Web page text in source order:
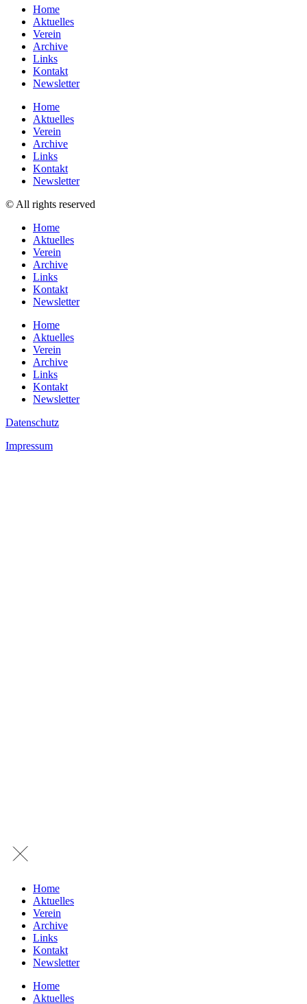
Home
Aktuelles
Verein
Archive
Links
Kontakt
Newsletter
Home
Aktuelles
Verein
Archive
Links
Kontakt
Newsletter
© All rights reserved
Home
Aktuelles
Verein
Archive
Links
Kontakt
Newsletter
Home
Aktuelles
Verein
Archive
Links
Kontakt
Newsletter
Datenschutz
Impressum
Home
Aktuelles
Verein
Archive
Links
Kontakt
Newsletter
Home
Aktuelles